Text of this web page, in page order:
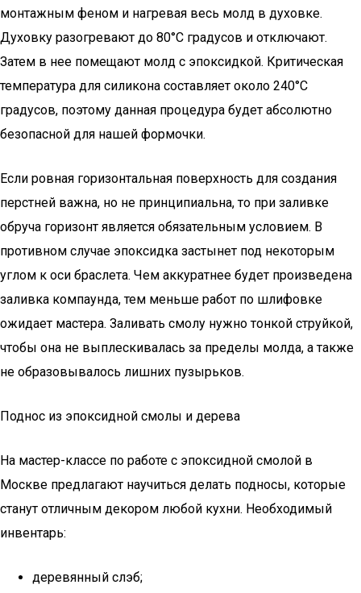
монтажным феном и нагревая весь молд в духовке.
Духовку разогревают до 80°C градусов и отключают.
Затем в нее помещают молд с эпоксидкой. Критическая
температура для силикона составляет около 240°C
градусов, поэтому данная процедура будет абсолютно
безопасной для нашей формочки.
Если ровная горизонтальная поверхность для создания
перстней важна, но не принципиальна, то при заливке
обруча горизонт является обязательным условием. В
противном случае эпоксидка застынет под некоторым
углом к оси браслета. Чем аккуратнее будет произведена
заливка компаунда, тем меньше работ по шлифовке
ожидает мастера. Заливать смолу нужно тонкой струйкой,
чтобы она не выплескивалась за пределы молда, а также
не образовывалось лишних пузырьков.
Поднос из эпоксидной смолы и дерева
На мастер-классе по работе с эпоксидной смолой в
Москве предлагают научиться делать подносы, которые
станут отличным декором любой кухни. Необходимый
инвентарь:
деревянный слэб;